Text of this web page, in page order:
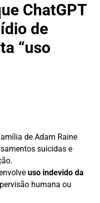
ChatGPT
de
“uso
de Adam Raine
suicidas e
uso indevido da
humana ou